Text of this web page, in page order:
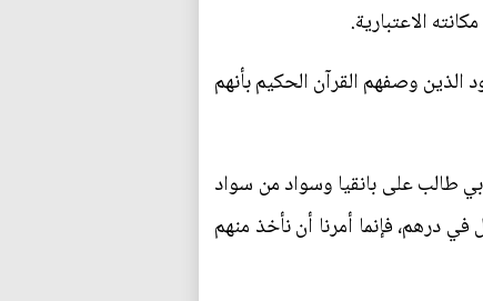
الاعتبارية.
وصفهم القرآن الحكيم بأنهم
طالب على بانقيا وسواد من سواد
درهم، فإنما أمرنا أن نأخذ منهم